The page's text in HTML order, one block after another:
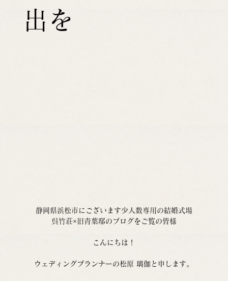
出を
静岡県浜松市にございます少人数専用の結婚式場
呉竹荘×旧青葉邸のブログをご覧の皆様
こんにちは！
ウェディングプランナーの松原 璃伽と申します。